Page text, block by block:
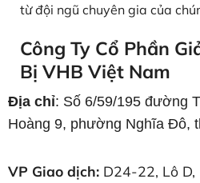
từ đội ngũ chuyên gia của
Công Ty Cổ Phần
Bị VHB Việt Nam
Địa chỉ: Số 6/59/195 đường
Hoàng 9, phường Nghĩa Đô,
VP Giao dịch: D24-22, Lô D,